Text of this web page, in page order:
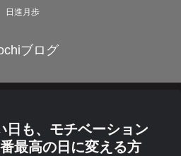
日進月歩
ブログ
日も、モチベーション
最高の日に変える方